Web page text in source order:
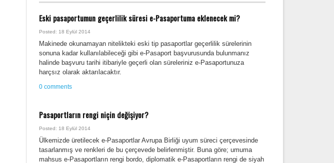
Eski pasaportumun geçerlilik süresi e-Pasaportuma eklenecek mi?
Posted: 18 Eylül 2014
Makinede okunamayan nitelikteki eski tip pasaportlar geçerlilik sürelerinin
sonuna kadar kullanılabileceği gibi e-Pasaport başvurusunda bulunmanız
halinde başvuru tarihi itibariyle geçerli olan süreleriniz e-Pasaportunuza
harçsız olarak aktarılacaktır.
0 comments
Pasaportların rengi niçin değişiyor?
Posted: 18 Eylül 2014
Ülkemizde üretilecek e-Pasaportlar Avrupa Birliği uyum süreci çerçevesinde
tasarlanmış ve renkleri de bu çerçevede belirlenmiştir. Buna göre; umuma
mahsus e-Pasaportların rengi bordo, diplomatik e-Pasaportların rengi de siyah